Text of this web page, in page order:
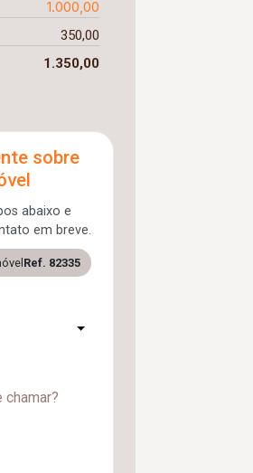
1.000,00
350,00
1.350,00
sobre
abaixo e
em breve.
Ref. 82335